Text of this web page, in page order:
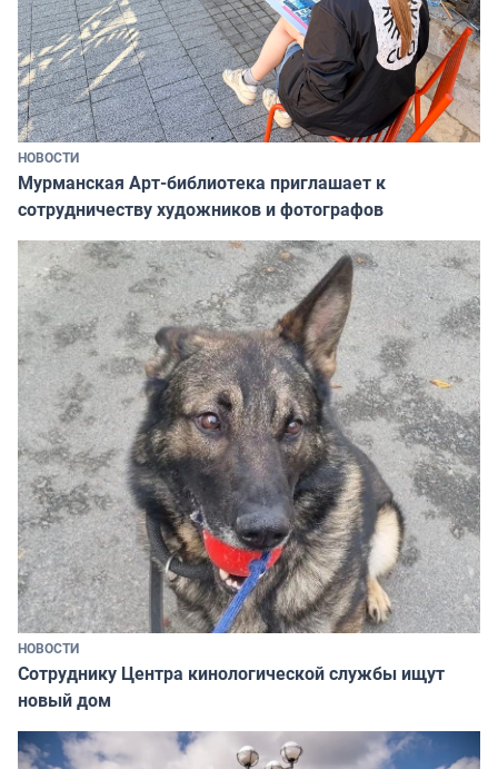
НОВОСТИ
Мурманская Арт-библиотека приглашает к
сотрудничеству художников и фотографов
НОВОСТИ
Сотруднику Центра кинологической службы ищут
новый дом